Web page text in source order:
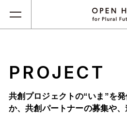
PROJECT
共創プロジェクトの“いま”を
か、共創パートナーの募集や